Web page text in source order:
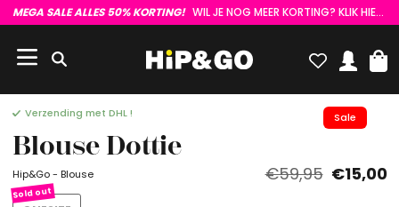
MEGA SALE ALLES 50% KORTING! WIL JE NOG MEER KORTING? KLIK HIER :)
Sale
Verzending met DHL !
Blouse Dottie
Hip&Go - Blouse €59,95 €15,00